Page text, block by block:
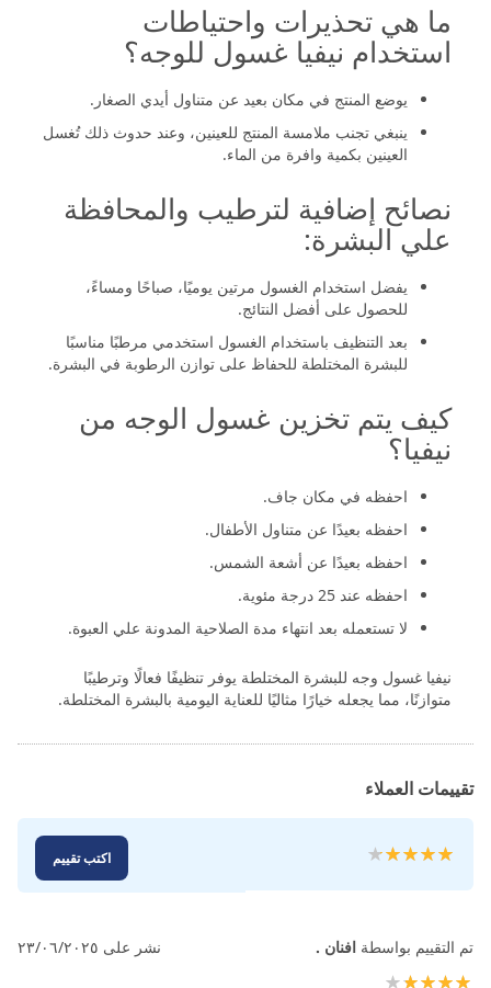
ما هي تحذيرات واحتياطات
استخدام نيفيا غسول للوجه؟
يوضع المنتج في مكان بعيد عن متناول أيدي الصغار.
ينبغي تجنب ملامسة المنتج للعينين، وعند حدوث ذلك تُغسل
العينين بكمية وافرة من الماء.
نصائح إضافية لترطيب والمحافظة
علي البشرة:
يفضل استخدام الغسول مرتين يوميًا، صباحًا ومساءً،
للحصول على أفضل النتائج.
بعد التنظيف باستخدام الغسول استخدمي مرطبًا مناسبًا
للبشرة المختلطة للحفاظ على توازن الرطوبة في البشرة.
كيف يتم تخزين غسول الوجه من
نيفيا؟
احفظه في مكان جاف.
احفظه بعيدًا عن متناول الأطفال.
احفظه بعيدًا عن أشعة الشمس.
احفظه عند 25 درجة مئوية.
لا تستعمله بعد انتهاء مدة الصلاحية المدونة علي العبوة.
نيفيا غسول وجه للبشرة المختلطة يوفر تنظيفًا فعالًا وترطيبًا
متوازنًا، مما يجعله خيارًا مثاليًا للعناية اليومية بالبشرة المختلطة.
تقييمات العملاء
تقييم:
اكتب تقييم
تم التقييم بواسطة افنان . نشر على ٢٣/٠٦/٢٠٢٥